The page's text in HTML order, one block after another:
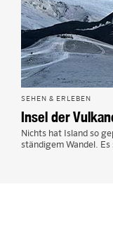
SEHEN & ERLEBEN
Insel der
Nichts hat Island so
ständigem Wandel.